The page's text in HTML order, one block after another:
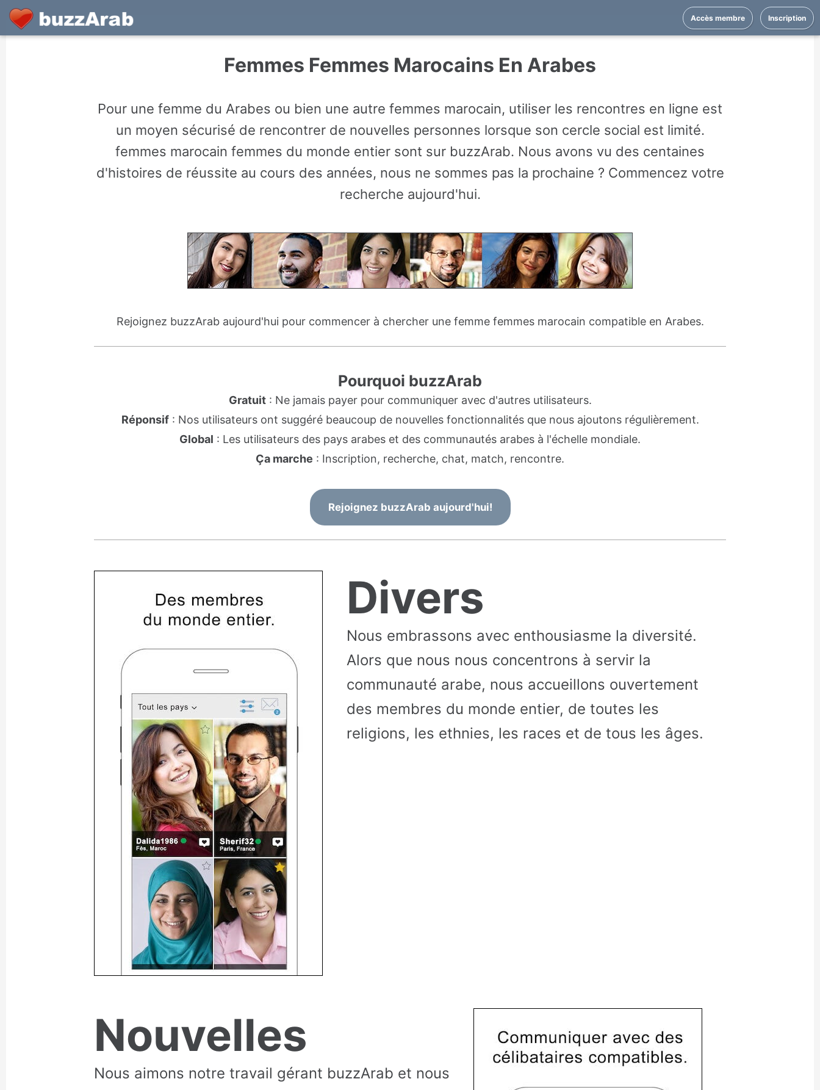
Accès membre Inscription
Femmes Femmes Marocains En Arabes
Pour une femme du Arabes ou bien une autre femmes marocain, utiliser les rencontres en ligne est
un moyen sécurisé de rencontrer de nouvelles personnes lorsque son cercle social est limité.
femmes marocain femmes du monde entier sont sur buzzArab. Nous avons vu des centaines
d'histoires de réussite au cours des années, nous ne sommes pas la prochaine ? Commencez votre
recherche aujourd'hui.
Rejoignez buzzArab aujourd'hui pour commencer à chercher une femme femmes marocain compatible en Arabes.
Pourquoi buzzArab
Gratuit: Ne jamais payer pour communiquer avec d'autres utilisateurs.
Réponsif: Nos utilisateurs ont suggéré beaucoup de nouvelles fonctionnalités que nous ajoutons régulièrement.
Global : Les utilisateurs des pays arabes et des communautés arabes à l'échelle mondiale.
Ça marche : Inscription, recherche, chat, match, rencontre.
Rejoignez buzzArab aujourd'hui!
Divers
Nous embrassons avec enthousiasme la diversité.
Alors que nous nous concentrons à servir la
communauté arabe, nous accueillons ouvertement
des membres du monde entier, de toutes les
religions, les ethnies, les races et de tous les âges.
Nouvelles
Nous aimons notre travail gérant buzzArab et nous